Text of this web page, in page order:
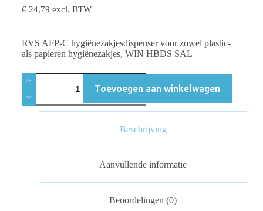
€24,79 excl. BTW
RVS AFP-C hygiënezakjesdispenser voor zowel plastic-
als papieren hygiënezakjes, WIN HBDS SAL
Toevoegen aan winkelwagen
Beschrijving
Aanvullende informatie
Beoordelingen (0)